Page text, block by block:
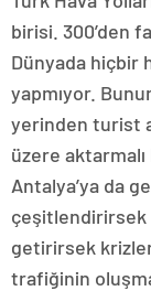
birisi. 300’den
Dünyada hiçbir
yapmıyor.
yerinden turist
üzere aktarmalı
Antalya’ya da
çeşitlendirirsek
getirirsek
trafiğinin